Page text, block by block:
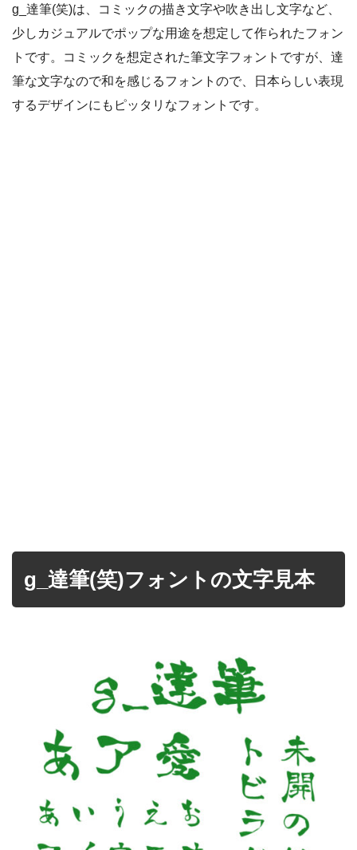
g_達筆(笑)は、コミックの描き文字や吹き出し文字など、
少しカジュアルでポップな用途を想定して作られたフォン
トです。コミックを想定された筆文字フォントですが、達
筆な文字なので和を感じるフォントので、日本らしい表現
するデザインにもピッタリなフォントです。
g_達筆(笑)フォントの文字見本